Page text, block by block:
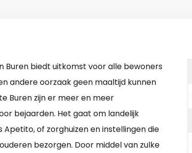
Buren biedt uitkomst voor alle bewoners
andere oorzaak geen maaltijd kunnen
Buren zijn er meer en meer
bejaarden. Het gaat om landelijk
of zorghuizen en instellingen die
bezorgen. Door middel van zulke